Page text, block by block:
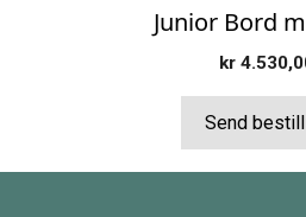
Junior Bord
kr
Send